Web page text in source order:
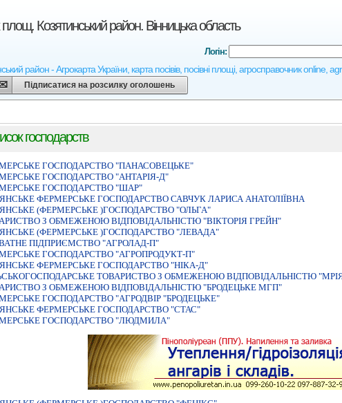
Козятинський район. Вінницька область
район - Агрокарта України, карта посівів, посівні площі, агросправочник online,
Логін:
Підписатися на розсилку оголошень
господарств
ГОСПОДАРСТВО "ПАНАСОВЕЦЬКЕ"
ГОСПОДАРСТВО "АНТАРІЯ-Д"
ГОСПОДАРСТВО "ШАР"
ФЕРМЕРСЬКЕ ГОСПОДАРСТВО САВЧУК ЛАРИСА АНАТОЛIЇВНА
(ФЕРМЕРСЬКЕ )ГОСПОДАРСТВО "ОЛЬГА"
З ОБМЕЖЕНОЮ ВIДПОВIДАЛЬНIСТЮ "ВIКТОРIЯ ГРЕЙН"
(ФЕРМЕРСЬКЕ )ГОСПОДАРСТВО "ЛЕВАДА"
ПIДПРИЄМСТВО "АГРОЛАД-П"
ГОСПОДАРСТВО "АГРОПРОДУКТ-П"
ФЕРМЕРСЬКЕ ГОСПОДАРСТВО "НIКА-Д"
ТОВАРИСТВО З ОБМЕЖЕНОЮ ВIДПОВIДАЛЬНIСТЮ
З ОБМЕЖЕНОЮ ВIДПОВIДАЛЬНIСТЮ "БРОДЕЦЬКЕ МГП"
ГОСПОДАРСТВО "АГРОДВIР "БРОДЕЦЬКЕ"
ФЕРМЕРСЬКЕ ГОСПОДАРСТВО "СТАС"
ГОСПОДАРСТВО "ЛЮДМИЛА"